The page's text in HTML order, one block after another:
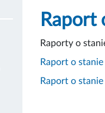
Raport
Raporty o
Raport o
Raport o